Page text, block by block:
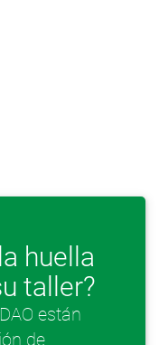
huella
taller?
están
de